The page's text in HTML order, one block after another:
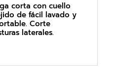
corta con cuello
de fácil lavado y
Corte
laterales.